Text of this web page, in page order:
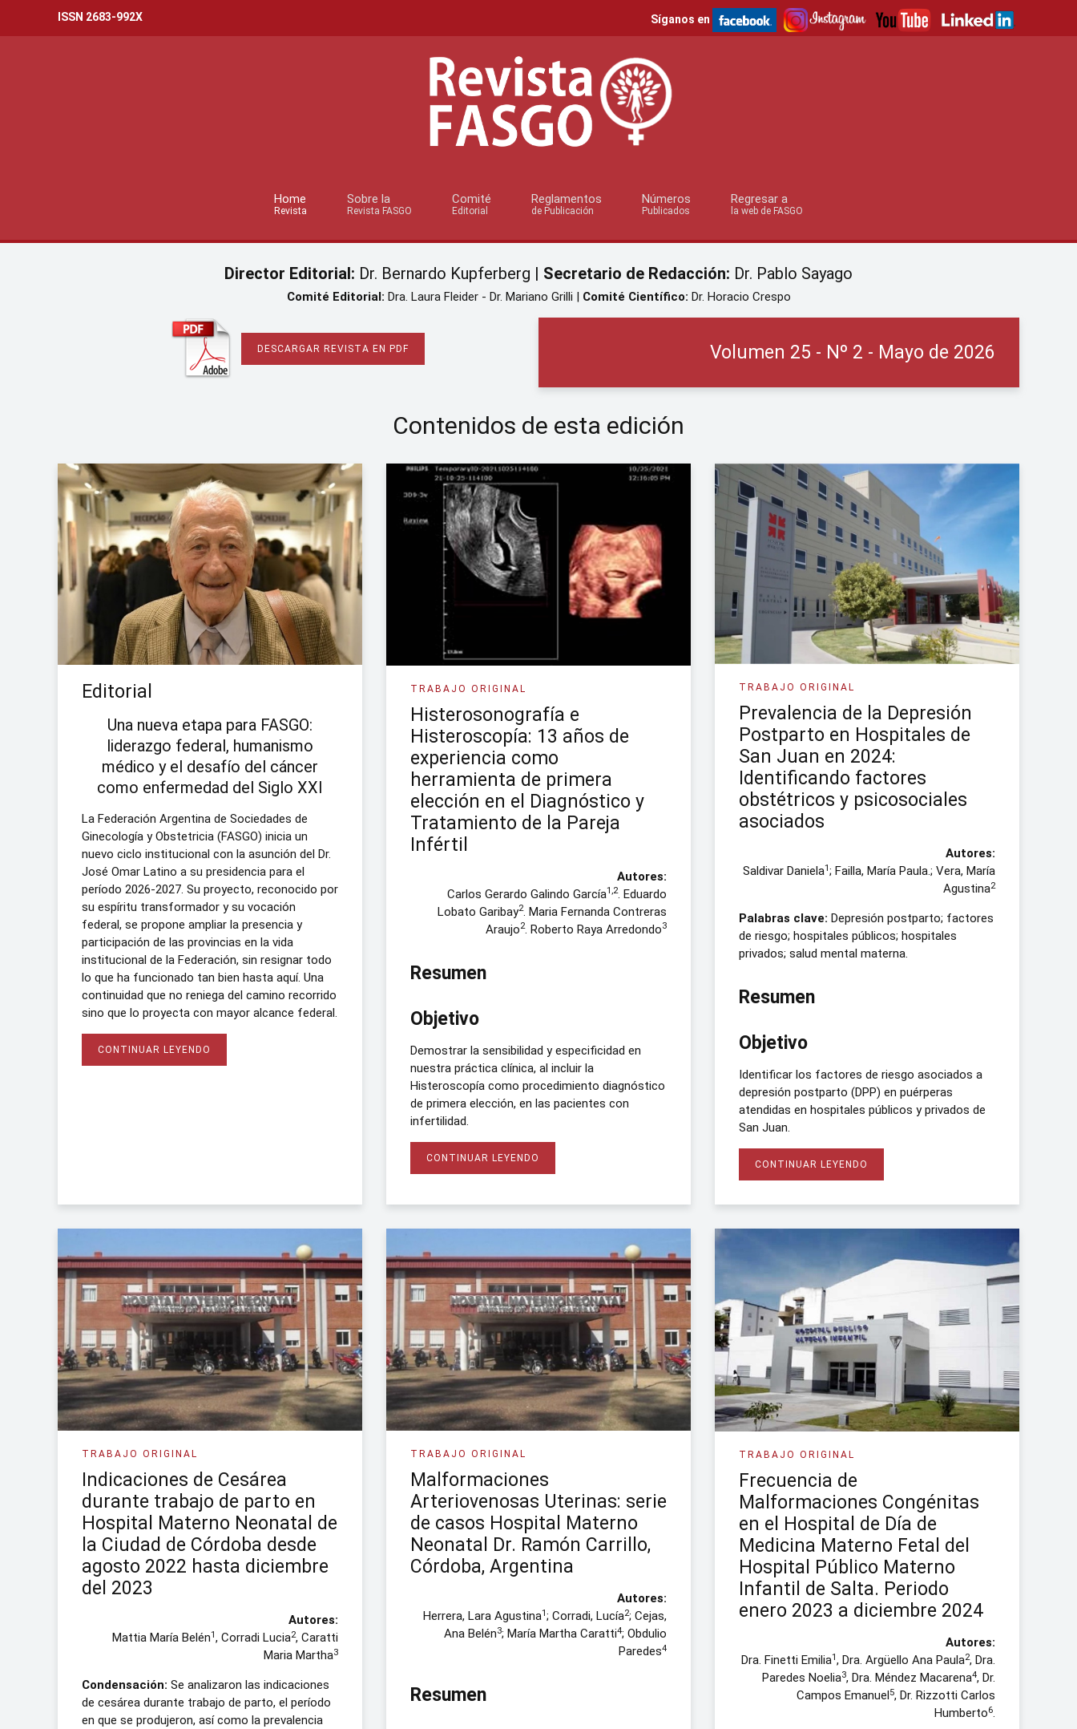
ISSN 2683-992X Síganos en
Home
Revista
Sobre la
Revista FASGO
Comité
Editorial
Reglamentos
de Publicación
Números
Publicados
Regresar a
la web de FASGO
Director Editorial: Dr. Bernardo Kupferberg | Secretario de Redacción: Dr. Pablo Sayago
Comité Editorial: Dra. Laura Fleider - Dr. Mariano Grilli | Comité Científico: Dr. Horacio Crespo
DESCARGAR REVISTA EN PDF Volumen 25 - Nº 2 - Mayo de 2026
Contenidos de esta edición
Editorial
Una nueva etapa para FASGO:
liderazgo federal, humanismo
médico y el desafío del cáncer
como enfermedad del Siglo XXI
La Federación Argentina de Sociedades de
Ginecología y Obstetricia (FASGO) inicia un
nuevo ciclo institucional con la asunción del Dr.
José Omar Latino a su presidencia para el
período 2026-2027. Su proyecto, reconocido por
su espíritu transformador y su vocación
federal, se propone ampliar la presencia y
participación de las provincias en la vida
institucional de la Federación, sin resignar todo
lo que ha funcionado tan bien hasta aquí. Una
continuidad que no reniega del camino recorrido
sino que lo proyecta con mayor alcance federal.
CONTINUAR LEYENDO
TRABAJO ORIGINAL
Histerosonografía e
Histeroscopía: 13 años de
experiencia como
herramienta de primera
elección en el Diagnóstico y
Tratamiento de la Pareja
Infértil
Autores:
Carlos Gerardo Galindo García1,2. Eduardo
Lobato Garibay2. Maria Fernanda Contreras
Araujo2. Roberto Raya Arredondo3
Resumen
Objetivo
Demostrar la sensibilidad y especificidad en
nuestra práctica clínica, al incluir la
Histeroscopía como procedimiento diagnóstico
de primera elección, en las pacientes con
infertilidad.
CONTINUAR LEYENDO
TRABAJO ORIGINAL
Prevalencia de la Depresión
Postparto en Hospitales de
San Juan en 2024:
Identificando factores
obstétricos y psicosociales
asociados
Autores:
Saldivar Daniela1; Failla, María Paula.; Vera, María
Agustina2
Palabras clave: Depresión postparto; factores
de riesgo; hospitales públicos; hospitales
privados; salud mental materna.
Resumen
Objetivo
Identificar los factores de riesgo asociados a
depresión postparto (DPP) en puérperas
atendidas en hospitales públicos y privados de
San Juan.
CONTINUAR LEYENDO
TRABAJO ORIGINAL
Indicaciones de Cesárea
durante trabajo de parto en
Hospital Materno Neonatal de
la Ciudad de Córdoba desde
agosto 2022 hasta diciembre
del 2023
Autores:
Mattia María Belén1, Corradi Lucia2, Caratti
Maria Martha3
Condensación: Se analizaron las indicaciones
de cesárea durante trabajo de parto, el período
en que se produjeron, así como la prevalencia
TRABAJO ORIGINAL
Malformaciones
Arteriovenosas Uterinas: serie
de casos Hospital Materno
Neonatal Dr. Ramón Carrillo,
Córdoba, Argentina
Autores:
Herrera, Lara Agustina1; Corradi, Lucía2; Cejas,
Ana Belén3; María Martha Caratti4; Obdulio
Paredes4
Resumen
TRABAJO ORIGINAL
Frecuencia de
Malformaciones Congénitas
en el Hospital de Día de
Medicina Materno Fetal del
Hospital Público Materno
Infantil de Salta. Periodo
enero 2023 a diciembre 2024
Autores:
Dra. Finetti Emilia1, Dra. Argüello Ana Paula2, Dra.
Paredes Noelia3, Dra. Méndez Macarena4, Dr.
Campos Emanuel5, Dr. Rizzotti Carlos
Humberto6.